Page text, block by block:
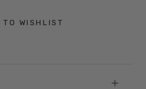
TO WISHLIST